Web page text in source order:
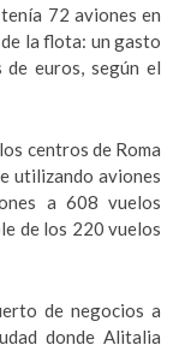
72 aviones en
la flota: un gasto
de euros, según el
centros de Roma
utilizando aviones
a 608 vuelos
de los 220 vuelos
de negocios a
donde Alitalia